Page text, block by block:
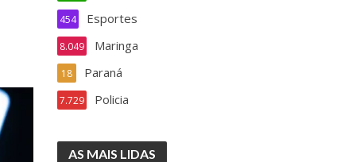
Esportes
454
Maringa
8.049
Paraná
18
Policia
7.729
AS MAIS LIDAS